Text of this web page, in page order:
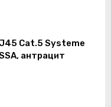
Cat.5 Systeme
антрацит